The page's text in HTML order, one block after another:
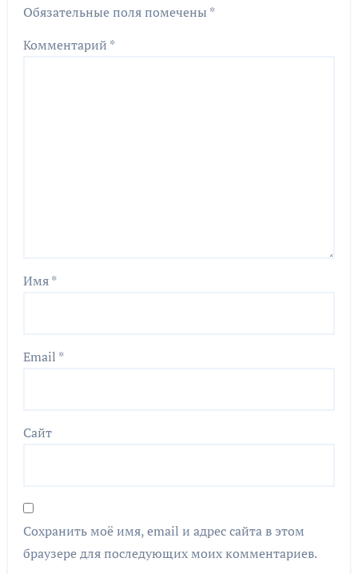
Обязательные поля помечены *
Комментарий *
Имя*
Email *
Сайт
Сохранить моё имя, email и адрес сайта в этом
браузере для последующих моих комментариев.